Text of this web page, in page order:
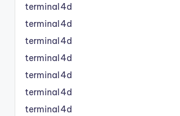
terminal4d
terminal4d
terminal4d
terminal4d
terminal4d
terminal4d
terminal4d